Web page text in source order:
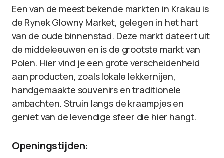
Een van de meest bekende markten in Krakau is
de Rynek Glowny Market, gelegen in het hart
van de oude binnenstad. Deze markt dateert uit
de middeleeuwen en is de grootste markt van
Polen. Hier vind je een grote verscheidenheid
aan producten, zoals lokale lekkernijen,
handgemaakte souvenirs en traditionele
ambachten. Struin langs de kraampjes en
geniet van de levendige sfeer die hier hangt.
Openingstijden: